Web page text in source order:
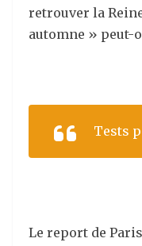
retrouver la
automne » peut-
Tests
Le report de